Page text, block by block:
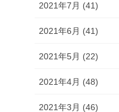
2021年7月 (41)
2021年6月 (41)
2021年5月 (22)
2021年4月 (48)
2021年3月 (46)